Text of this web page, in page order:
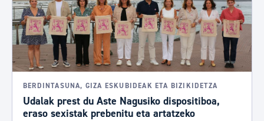
BERDINTASUNA, GIZA ESKUBIDEAK ETA BIZIKIDETZA
Udalak prest du Aste Nagusiko dispositiboa,
eraso sexistak prebenitu eta artatzeko